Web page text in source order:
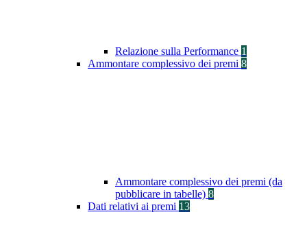
Relazione sulla Performance 1
Ammontare complessivo dei premi 8
Ammontare complessivo dei premi (da
pubblicare in tabelle) 8
Dati relativi ai premi 13